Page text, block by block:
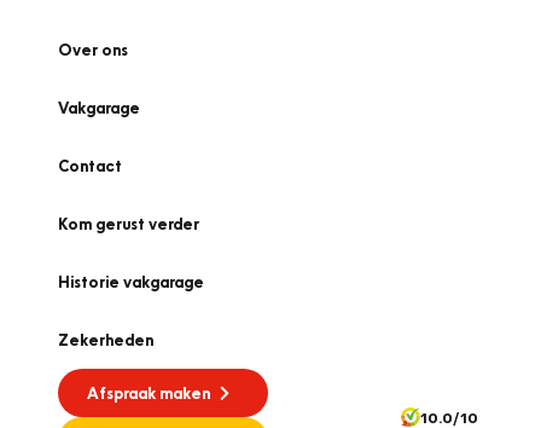
Over ons
Vakgarage
Contact
Kom gerust verder
Historie vakgarage
Zekerheden
Afspraak maken
10.0/10